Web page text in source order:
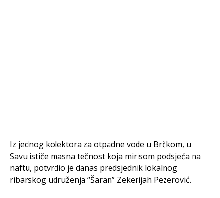
Iz jednog kolektora za otpadne vode u Brčkom, u
Savu ističe masna tečnost koja mirisom podsjeća na
naftu, potvrdio je danas predsjednik lokalnog
ribarskog udruženja “Šaran” Zekerijah Pezerović.